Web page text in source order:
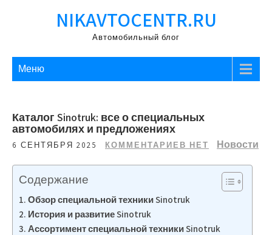
NIKAVTOCENTR.RU
Автомобильный блог
Меню
Каталог Sinotruk: все о специальных
автомобилях и предложениях
6 СЕНТЯБРЯ 2025 КОММЕНТАРИЕВ НЕТ Новости
Содержание
Обзор специальной техники Sinotruk
История и развитие Sinotruk
Ассортимент специальной техники Sinotruk